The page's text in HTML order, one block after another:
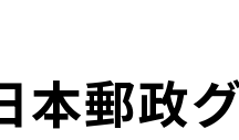
行委員会郵政